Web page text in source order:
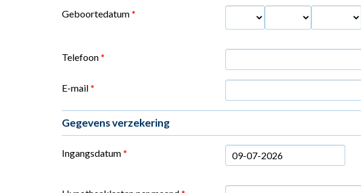
Geboortedatum *
Telefoon *
E-mail *
Gegevens verzekering
Ingangsdatum * Datum